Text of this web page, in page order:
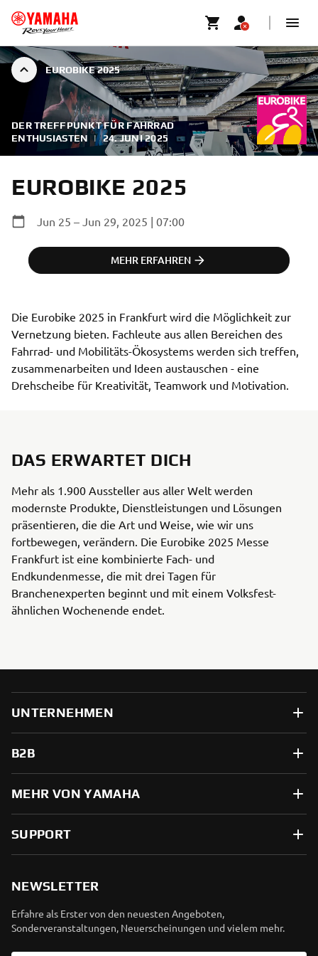
EUROBIKE 2025
DER TREFFPUNKT FÜR FAHRRAD
ENTHUSIASTEN
| 24. JUNI 2025
EUROBIKE 2025
Jun 25 – Jun 29, 2025 | 07:00
MEHR ERFAHREN
Die Eurobike 2025 in Frankfurt wird die Möglichkeit zur
Vernetzung bieten. Fachleute aus allen Bereichen des
Fahrrad- und Mobilitäts-Ökosystems werden sich treffen,
zusammenarbeiten und Ideen austauschen - eine
Drehscheibe für Kreativität, Teamwork und Motivation.
DAS ERWARTET DICH
Mehr als 1.900 Aussteller aus aller Welt werden
modernste Produkte, Dienstleistungen und Lösungen
präsentieren, die die Art und Weise, wie wir uns
fortbewegen, verändern. Die Eurobike 2025 Messe
Frankfurt ist eine kombinierte Fach- und
Endkundenmesse, die mit drei Tagen für
Branchenexperten beginnt und mit einem Volksfest-
ähnlichen Wochenende endet.
UNTERNEHMEN
B2B
MEHR VON YAMAHA
SUPPORT
NEWSLETTER
Erfahre als Erster von den neuesten Angeboten,
Sonderveranstaltungen, Neuerscheinungen und vielem mehr.